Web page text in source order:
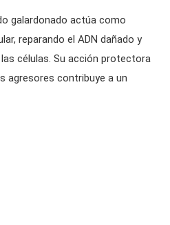
galardonado actúa como
reparando el ADN dañado y
células. Su acción protectora
agresores contribuye a un